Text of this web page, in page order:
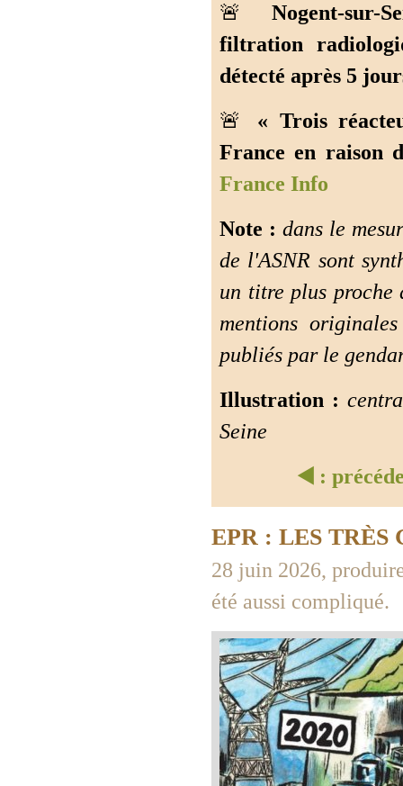
🚨 Nogent-sur-
filtration
détecté après 5
🚨 « Trois
France en raison
France Info
Note : dans le
de l'ASNR sont
un titre plus proche
mentions
publiés par le
Illustration :
Seine
◀️ :
EPR : LES TRÈS
28 juin 2026,
été aussi compliqué.